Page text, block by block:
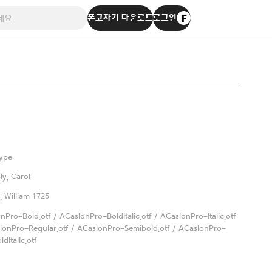
폰코자키 다운로드로그인
Carol
William 1725
Bold.otf / ACaslonPro-BoldItalic.otf / ACaslonPro-Italic.otf
Regular.otf / ACaslonPro-Semibold.otf / ACaslonPro-